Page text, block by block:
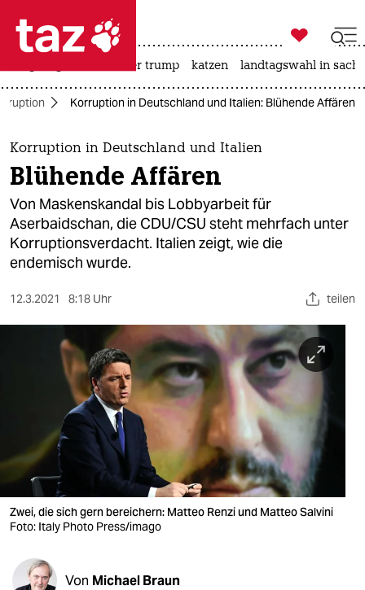
 taz zahl ich
taz zahl ich
themen
politik
öko
gesellschaft
kultur
sport
wahrheit
verlag
verlag
shop

taz zahl ich
usa unter trump katzen landtagswahl in
Korruption in Deutschland und Italien: Blühende Affären
Korruption in Deutschland und Italien
Blühende Affären
Von Maskenskandal bis Lobbyarbeit für
Aserbaidschan, die CDU/CSU steht mehrfach unter
Korruptionsverdacht. Italien zeigt, wie die
endemisch wurde.
12.3.2021 8:18 Uhr teilen
Zwei, die sich gern bereichern: Matteo Renzi und Matteo Salvini
Foto: Italy Photo Press/imago
Von Michael Braun